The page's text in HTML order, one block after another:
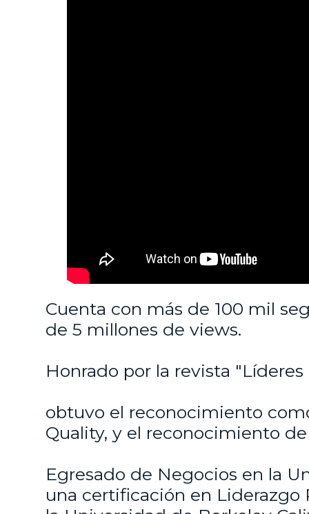
Cuenta con más de 100 mil
de 5 millones de views.
Honrado por la revista "Líderes
obtuvo el reconocimiento
Quality, y el reconocimiento
Egresado de Negocios en la
una certificación en Liderazgo